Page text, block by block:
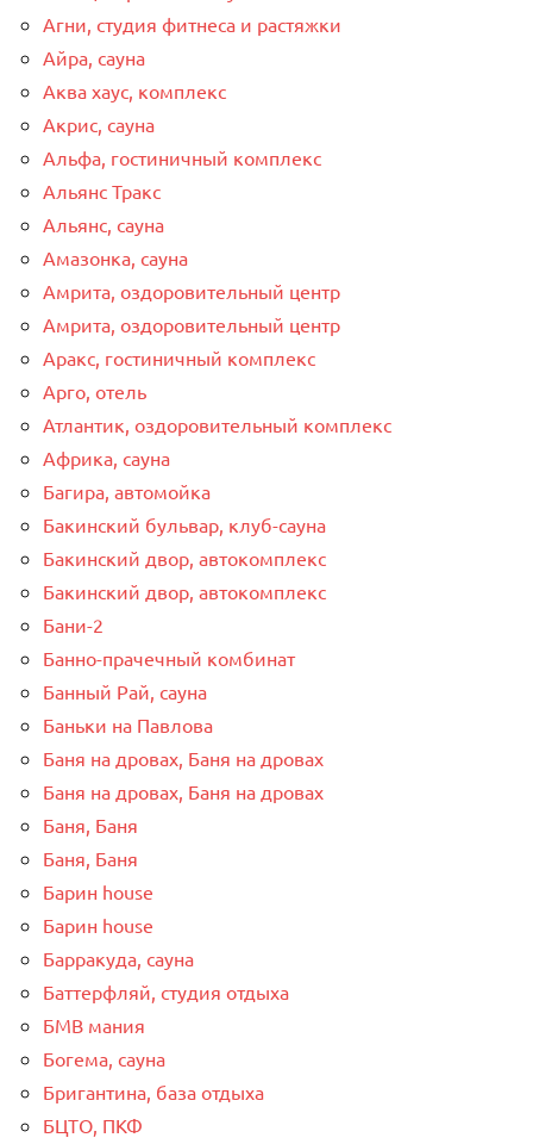
Агни, студия фитнеса и растяжки
Айра, сауна
Аква хаус, комплекс
Акрис, сауна
Альфа, гостиничный комплекс
Альянс Тракс
Альянс, сауна
Амазонка, сауна
Амрита, оздоровительный центр
Амрита, оздоровительный центр
Аракс, гостиничный комплекс
Арго, отель
Атлантик, оздоровительный комплекс
Африка, сауна
Багира, автомойка
Бакинский бульвар, клуб-сауна
Бакинский двор, автокомплекс
Бакинский двор, автокомплекс
Бани-2
Банно-прачечный комбинат
Банный Рай, сауна
Баньки на Павлова
Баня на дровах, Баня на дровах
Баня на дровах, Баня на дровах
Баня, Баня
Баня, Баня
Барин house
Барин house
Барракуда, сауна
Баттерфляй, студия отдыха
БМВ мания
Богема, сауна
Бригантина, база отдыха
БЦТО, ПКФ